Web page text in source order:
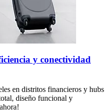
y conectividad
en distritos financieros y hubs
diseño funcional y